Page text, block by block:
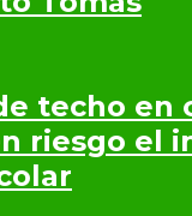
techo en
riesgo el